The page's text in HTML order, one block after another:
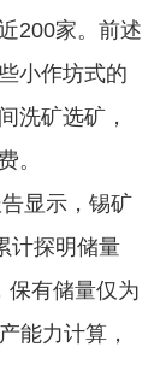
200家。前述
小作坊式的
洗矿选矿，
。
显示，锡矿
计探明储量
保有储量仅为
能力计算，